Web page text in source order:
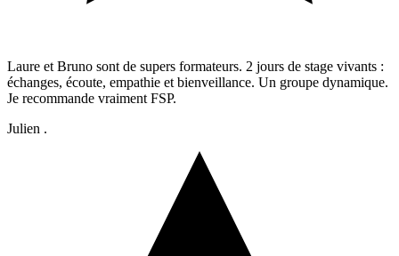
Laure et Bruno sont de supers formateurs. 2 jours de stage vivants :
échanges, écoute, empathie et bienveillance. Un groupe dynamique.
Je recommande vraiment FSP.
Julien .